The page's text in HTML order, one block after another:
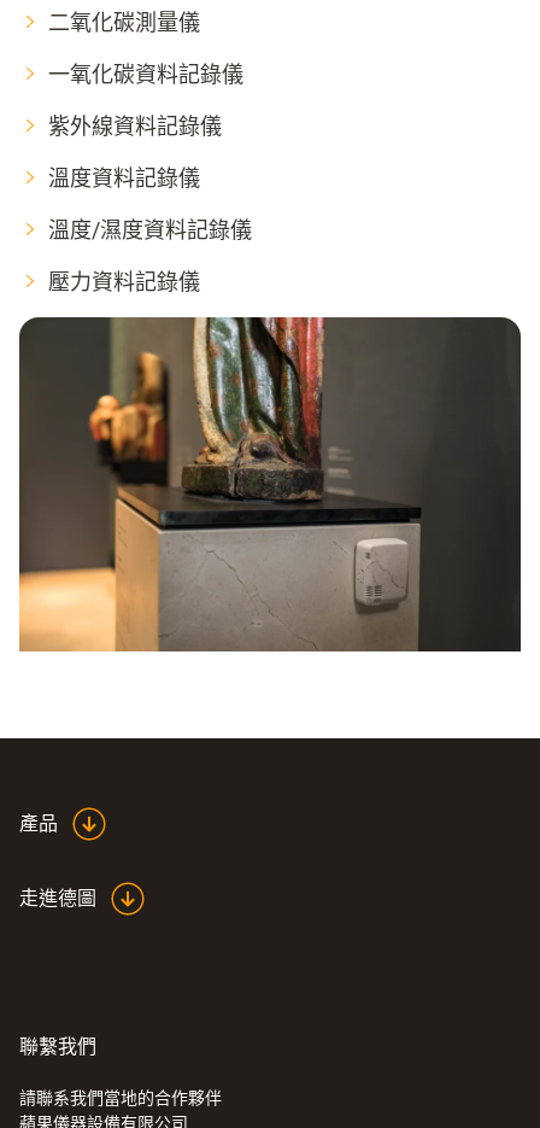
二氧化碳測量儀
一氧化碳資料記錄儀
紫外線資料記錄儀
溫度資料記錄儀
溫度/濕度資料記錄儀
壓力資料記錄儀
產品
走進德圖
聯繫我們
請聯系我們當地的合作夥伴
蘋果儀器設備有限公司